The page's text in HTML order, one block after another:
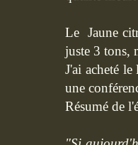
Le Jaune
juste 3 tons,
J'ai acheté
une
Résumé de